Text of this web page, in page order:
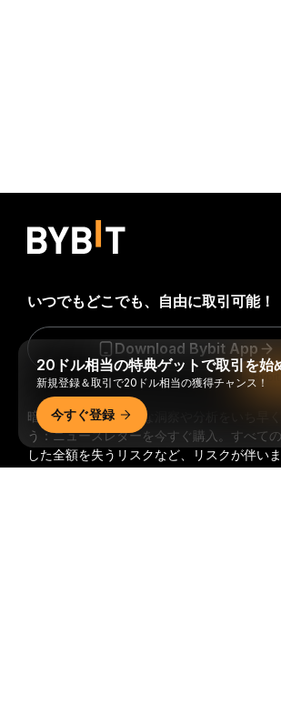
暗号資産世界の重要な洞察や分析をいち早く
う：ニュースレターを今すぐ購入。 すべて
した全額を失うリスクなど、リスクが伴い
いつでもどこでも、自由に取引可能！
Download Bybit App
20ドル相当の特典ゲットで取引を始
新規登録＆取引で20ドル相当の獲得チャンス！
今すぐ登録
Bybit